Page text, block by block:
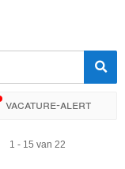
Vacature-alert
Uitzendbureau
1 - 15 van 22